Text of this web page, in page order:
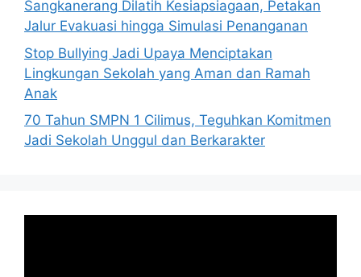
Sangkanerang Dilatih Kesiapsiagaan, Petakan
Jalur Evakuasi hingga Simulasi Penanganan
Stop Bullying Jadi Upaya Menciptakan
Lingkungan Sekolah yang Aman dan Ramah
Anak
70 Tahun SMPN 1 Cilimus, Teguhkan Komitmen
Jadi Sekolah Unggul dan Berkarakter